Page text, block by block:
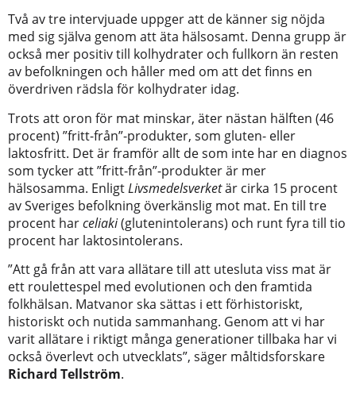
Två av tre intervjuade uppger att de känner sig nöjda
med sig själva genom att äta hälsosamt. Denna grupp är
också mer positiv till kolhydrater och fullkorn än resten
av befolkningen och håller med om att det finns en
överdriven rädsla för kolhydrater idag.
Trots att oron för mat minskar, äter nästan hälften (46
procent) ”fritt-från”-produkter, som gluten- eller
laktosfritt. Det är framför allt de som inte har en diagnos
som tycker att ”fritt-från”-produkter är mer
hälsosamma. EnligtLivsmedelsverketär cirka 15 procent
av Sveriges befolkning överkänslig mot mat. En till tre
procent harceliaki(glutenintolerans) och runt fyra till tio
procent har laktosintolerans.
”Att gå från att vara allätare till att utesluta viss mat är
ett roulettespel med evolutionen och den framtida
folkhälsan. Matvanor ska sättas i ett förhistoriskt,
historiskt och nutida sammanhang. Genom att vi har
varit allätare i riktigt många generationer tillbaka har vi
också överlevt och utvecklats”, säger måltidsforskare
Richard Tellström.